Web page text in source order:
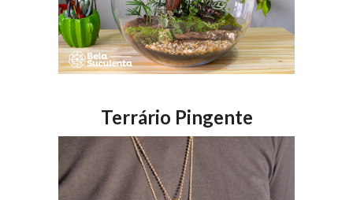
Terrário Pingente